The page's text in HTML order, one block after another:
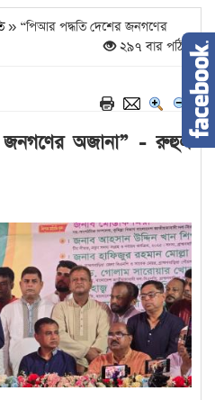
» “পিআর পদ্ধতি দেশের জনগণের
২৯৭ বার পঠিত
জনগণের অজানা” - রুহুল